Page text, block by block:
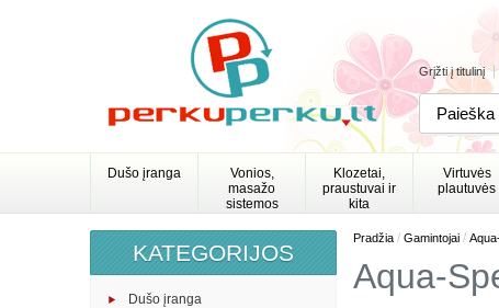
Grįžti į titulinį
Dušo įranga
Vonios,
masažo
sistemos
Klozetai,
praustuvai ir
kita
Virtuvės
plautuvės
KATEGORIJOS
Dušo įranga
Pradžia / Gamintojai /
Aqua-